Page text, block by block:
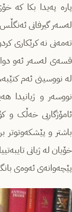
پارە پەیدا بکا کە
لەسەر گیرفانی
تەمەنی نە کرێکاری
قسەی لەسەر ئەو
لە نووسینی ئەم
نووسەر و ژیانیدا
ئامۆژگاریی خەڵک و
باشتر و پێشکەوتوتر
خۆیان لە ژیانی
پێچەوانەی ئەوەی